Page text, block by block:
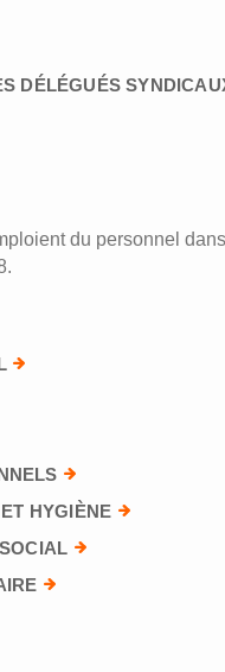
DÉLÉGUÉS
du personnel
HYGIÈNE